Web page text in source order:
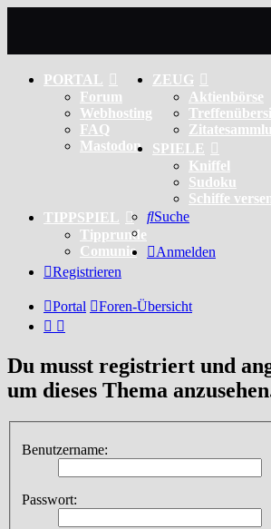
PORTAL
Forum
Webhosting
FAQ
Mastodon
ZEUG
Aktienbörse
SPIELE
Kniffel
Sudoku
Schiffe
TIPPSPIEL
Tipprunde
Comunio
Suche
Anmelden
Registrieren
Portal Foren-Übersicht
Du musst registriert und
um dieses Thema
Benutzername:
Passwort: